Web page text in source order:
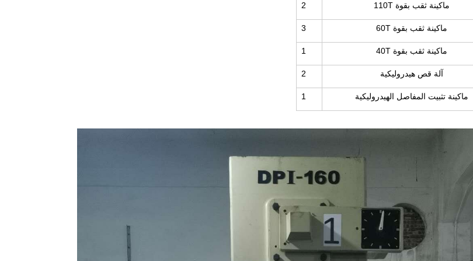
ماكينة ثقب بقوة 110T 2
ماكينة ثقب بقوة 60T 3
ماكينة ثقب بقوة 40T 1
آلة قص هيدروليكية 2
ماكينة تثبيت المفاصل الهيدروليكية 1